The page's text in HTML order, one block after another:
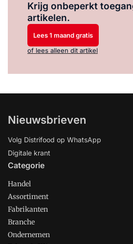
Krijg onbeperkt
artikelen.
Lees 1 maand gratis
of lees alleen dit artikel
Nieuwsbrieven
Volg Distrifood op WhatsApp
Digitale krant
Categorie
Handel
Assortiment
Fabrikanten
Branche
Ondernemen